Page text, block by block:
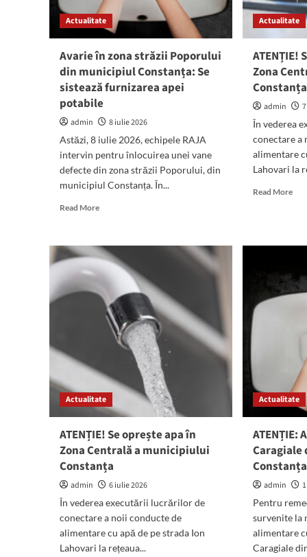
Constanța
Actualitate
Avarie în zona străzii Poporului
din municipiul Constanța: Se
sistează furnizarea apei
potabile
admin
8 iulie 2026
Astăzi, 8 iulie 2026, echipele RAJA
intervin pentru înlocuirea unei vane
defecte din zona străzii Poporului, din
municipiul Constanța. În...
Read MoreRead
Avarie
în
zona
Poporului
din
municipiul
Constanța:
furnizarea
potabile
Actualitate
ATENȚIE!
Zona
Constanța
admin
În vederea
conectare a
alimentare
Lahovari la
Read MoreRead
în
Actualitate
ATENȚIE! Se oprește apa în
Zona Centrală a municipiului
Constanța
admin
6 iulie 2026
În vederea executării lucrărilor de
conectare a noii conducte de
alimentare cu apă de pe strada Ion
Lahovari la rețeaua...
Actualitate
ATENȚIE:
admin
Pentru
survenite la
alimentare
Caragiale